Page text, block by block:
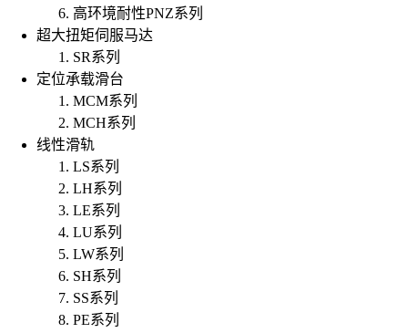
高环境耐性PNZ系列
超大扭矩伺服马达
SR系列
定位承载滑台
MCM系列
MCH系列
线性滑轨
LS系列
LH系列
LE系列
LU系列
LW系列
SH系列
SS系列
PE系列